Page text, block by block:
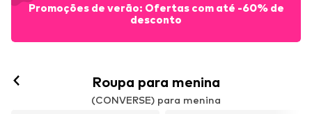
Promoções de verão: Ofertas com até -60% de
desconto
Roupa para menina
(CONVERSE) para menina